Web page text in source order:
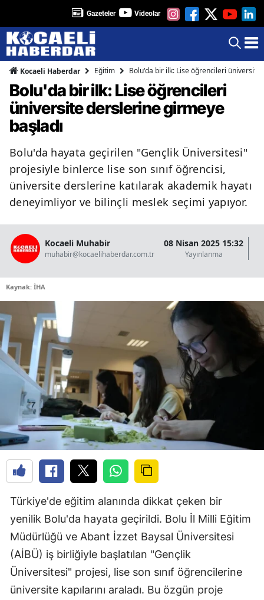
Gazeteler Videolar
Kocaeli Haberdar Eğitim Bolu'da bir ilk: Lise öğrencileri üniversite
Bolu'da bir ilk: Lise öğrencileri
üniversite derslerine girmeye
başladı
Bolu'da hayata geçirilen "Gençlik Üniversitesi"
projesiyle binlerce lise son sınıf öğrencisi,
üniversite derslerine katılarak akademik hayatı
deneyimliyor ve bilinçli meslek seçimi yapıyor.
Kocaeli Muhabir
muhabir@kocaelihaberdar.com.tr
08 Nisan 2025 15:32
Yayınlanma
Kaynak: İHA
Türkiye'de eğitim alanında dikkat çeken bir
yenilik Bolu'da hayata geçirildi. Bolu İl Milli Eğitim
Müdürlüğü ve Abant İzzet Baysal Üniversitesi
(AİBÜ) iş birliğiyle başlatılan "Gençlik
Üniversitesi" projesi, lise son sınıf öğrencilerine
üniversite kapılarını araladı. Bu özgün proje